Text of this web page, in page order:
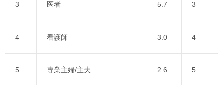
3 医者 5.7 3
4 看護師 3.0 4
5 専業主婦/主夫 2.6 5